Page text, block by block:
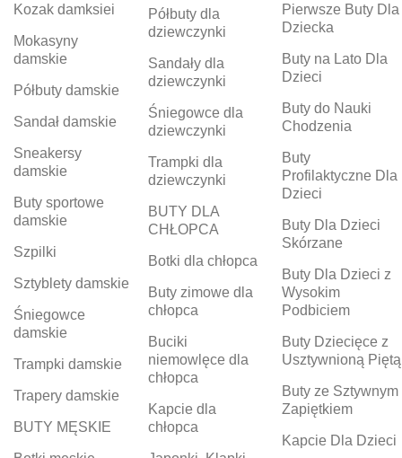
Kozak damksiei
Mokasyny
damskie
Półbuty damskie
Sandał damskie
Sneakersy
damskie
Buty sportowe
damskie
Szpilki
Sztyblety damskie
Śniegowce
damskie
Trampki damskie
Trapery damskie
BUTY MĘSKIE
Półbuty dla
dziewczynki
Sandały dla
dziewczynki
Śniegowce dla
dziewczynki
Trampki dla
dziewczynki
BUTY DLA
CHŁOPCA
Botki dla chłopca
Buty zimowe dla
chłopca
Buciki
niemowlęce dla
chłopca
Kapcie dla
chłopca
Pierwsze Buty Dla
Dziecka
Buty na Lato Dla
Dzieci
Buty do Nauki
Chodzenia
Buty
Profilaktyczne Dla
Dzieci
Buty Dla Dzieci
Skórzane
Buty Dla Dzieci z
Wysokim
Podbiciem
Buty Dziecięce z
Usztywnioną Piętą
Buty ze Sztywnym
Zapiętkiem
Kapcie Dla Dzieci